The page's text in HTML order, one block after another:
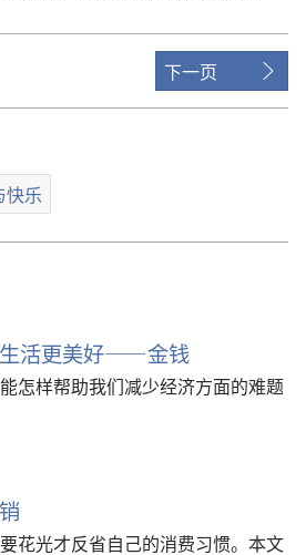
下一页
快乐
活更美好——金钱
怎样帮助我们减少经济方面的难题
花光才反省自己的消费习惯。本文